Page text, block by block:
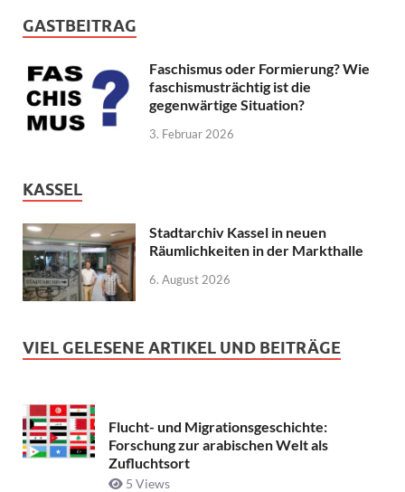
GASTBEITRAG
Faschismus oder Formierung? Wie
faschismusträchtig ist die
gegenwärtige Situation?
3. Februar 2026
KASSEL
Stadtarchiv Kassel in neuen
Räumlichkeiten in der Markthalle
6. August 2026
VIEL GELESENE ARTIKEL UND BEITRÄGE
Flucht- und Migrationsgeschichte:
Forschung zur arabischen Welt als
Zufluchtsort
5 Views